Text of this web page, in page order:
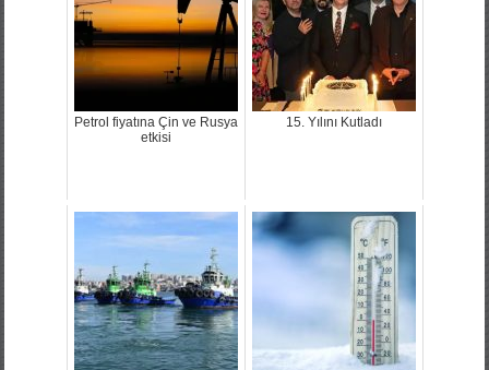
Petrol fiyatına Çin ve Rusya
etkisi
15. Yılını Kutladı